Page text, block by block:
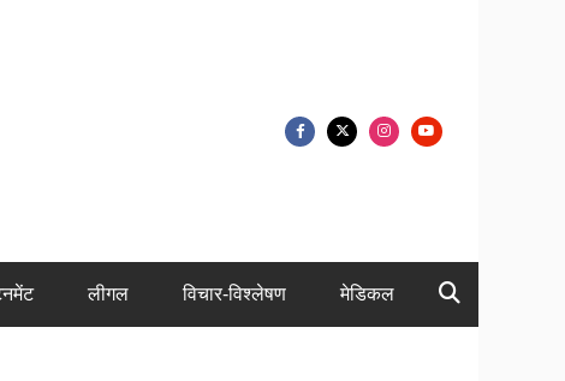
लीगल विचार-विश्लेषण मेडिकल